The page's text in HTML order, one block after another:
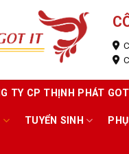
TY CP THỊNH PHÁT
TUYỂN SINH